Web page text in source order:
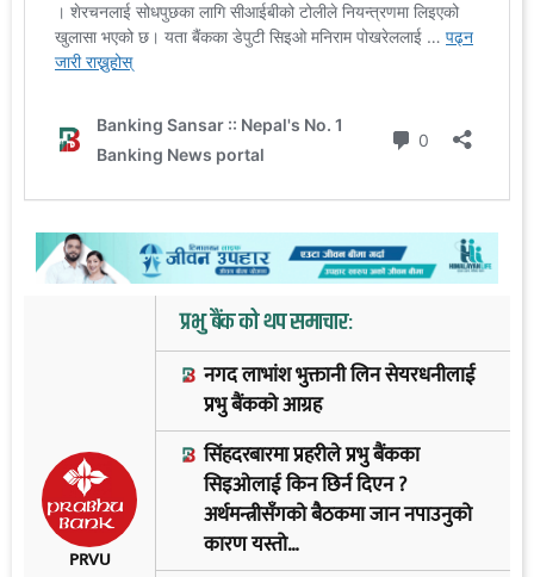
PRVU
प्रभु बैंक को थप समाचार:
नगद लाभांश भुक्तानी लिन सेयरधनीलाई
प्रभु बैंकको आग्रह
सिंहदरबारमा प्रहरीले प्रभु बैंकका
सिइओलाई किन छिर्न दिएन ?
अर्थमन्त्रीसँगको बैठकमा जान नपाउनुको
कारण यस्तो…